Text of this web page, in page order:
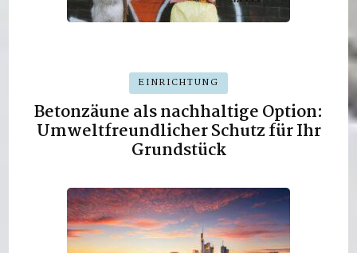
EINRICHTUNG
Betonzäune als nachhaltige Option:
Umweltfreundlicher Schutz für Ihr
Grundstück